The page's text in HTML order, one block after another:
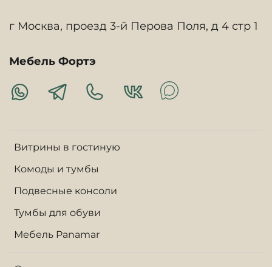
Витрины в гостиную
Комоды и тумбы
Подвесные консоли
Тумбы для обуви
Мебель Panamar
г Москва, проезд 3-й Перова Поля, д 4 стр 1
Мебель Фортэ